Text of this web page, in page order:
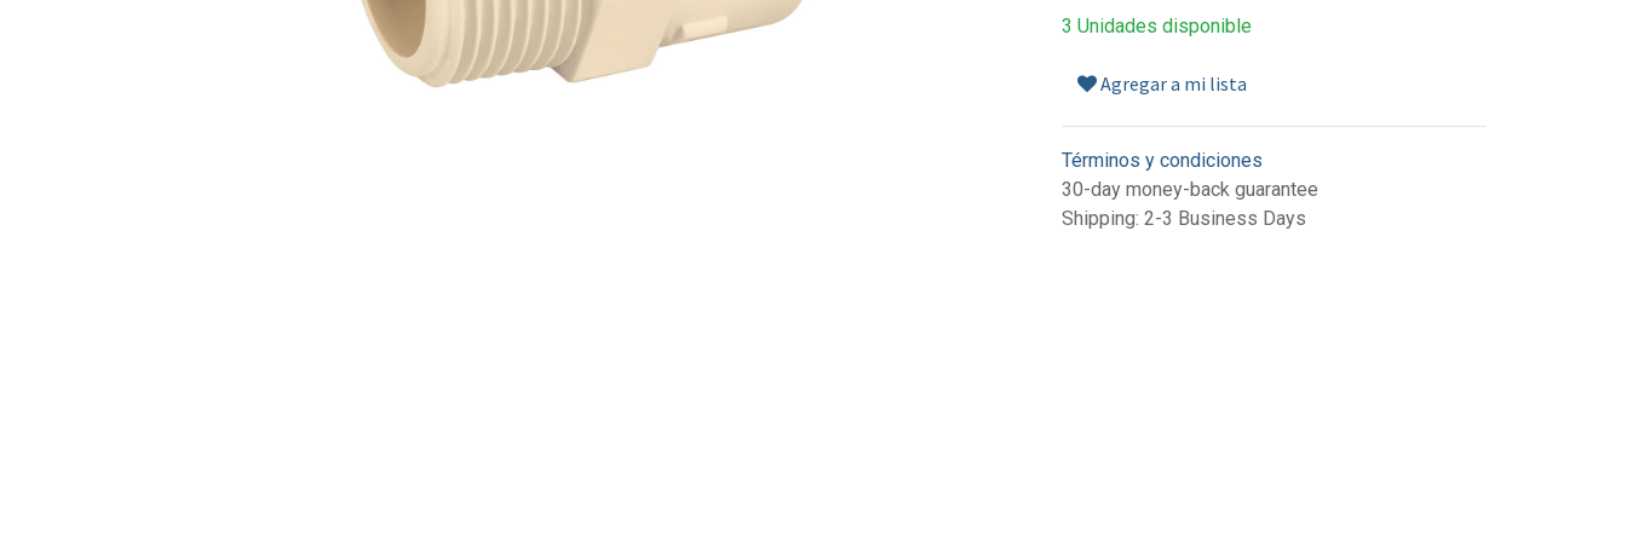
3 Unidades disponible
Agregar a mi lista
Términos y condiciones
30-day money-back guarantee
Shipping: 2-3 Business Days